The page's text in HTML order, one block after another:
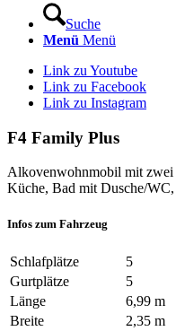
Suche
Menü Menü
Link zu Youtube
Link zu Facebook
Link zu Instagram
F4 Family Plus
Alkovenwohnmobil mit zwei
Küche, Bad mit Dusche/
Infos zum Fahrzeug
Schlafplätze
5
Gurtplätze
5
Länge
6,99 m
Breite
2,35 m